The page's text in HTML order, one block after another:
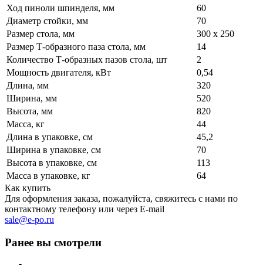
Ход пиноли шпинделя, мм
60
Диаметр стойки, мм
70
Размер стола, мм
300 x 250
Размер Т-образного паза стола, мм
14
Количество Т-образных пазов стола, шт
2
Мощность двигателя, кВт
0,54
Длина, мм
320
Ширина, мм
520
Высота, мм
820
Масса, кг
44
Длина в упаковке, см
45,2
Ширина в упаковке, см
70
Высота в упаковке, см
113
Масса в упаковке, кг
64
Как купить
Для оформления заказа, пожалуйста, свяжитесь с нами по
контактному телефону или через E-mail
sale@e-po.ru
Ранее вы смотрели